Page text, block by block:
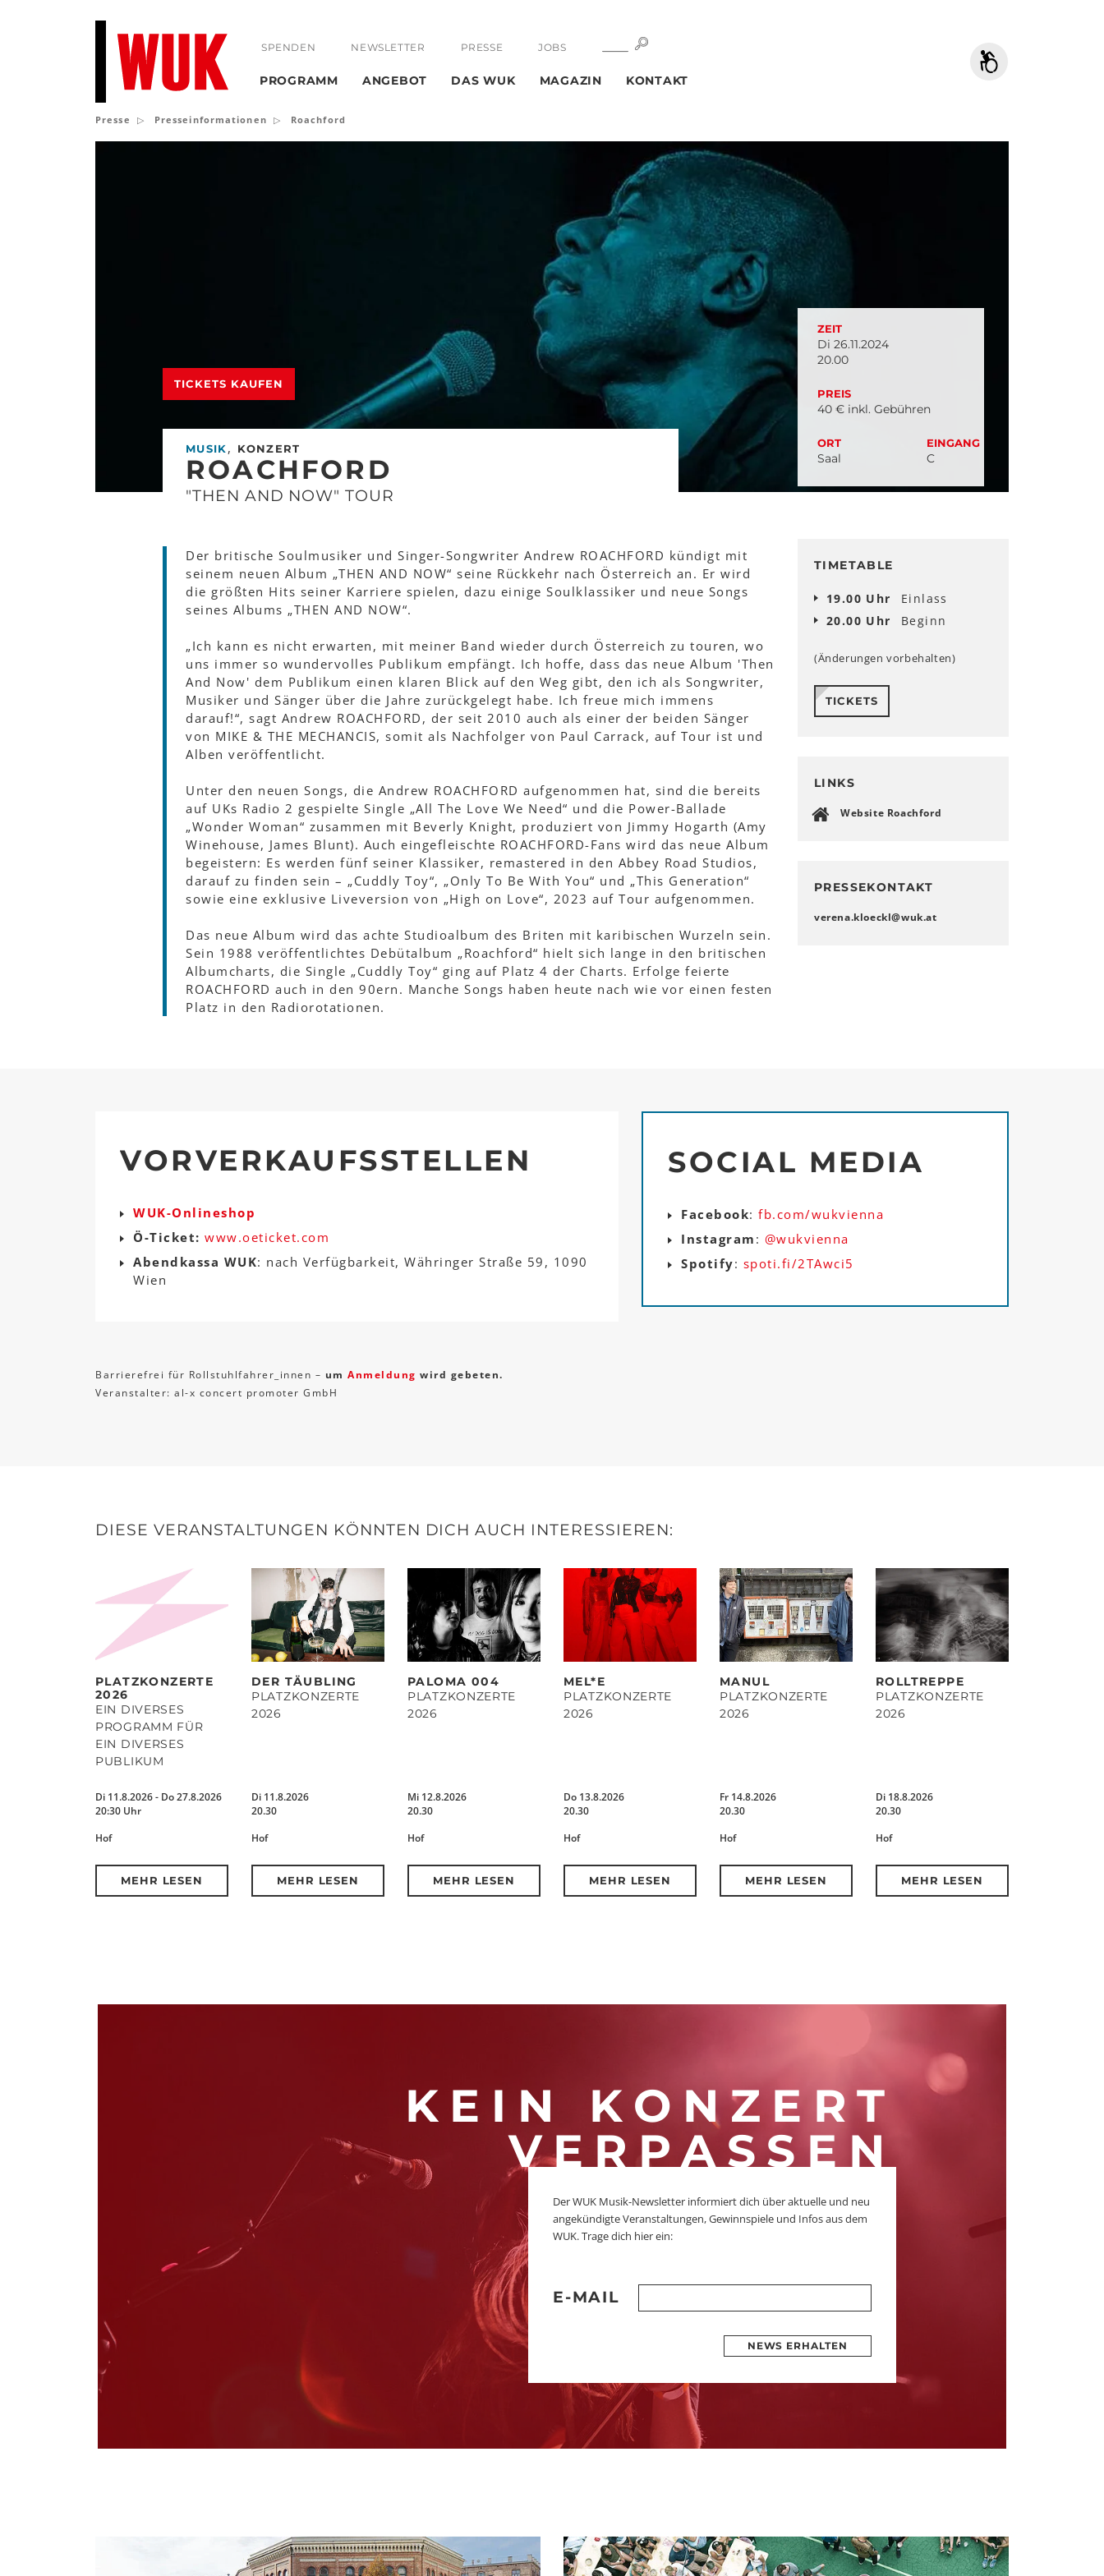
SPENDEN NEWSLETTER PRESSE JOBS SUCHE
PROGRAMM ANGEBOT DAS WUK MAGAZIN KONTAKT
Presse Presseinformationen Roachford
TICKETS KAUFEN
ZEIT
Di 26.11.2024
20.00
PREIS
40 € inkl. Gebühren
ORT
Saal
EINGANG
C
MUSIK, KONZERT
ROACHFORD
"THEN AND NOW" TOUR
Der britische Soulmusiker und Singer-Songwriter Andrew ROACHFORD kündigt mit
seinem neuen Album „THEN AND NOW“ seine Rückkehr nach Österreich an. Er wird
die größten Hits seiner Karriere spielen, dazu einige Soulklassiker und neue Songs
seines Albums „THEN AND NOW“.
„Ich kann es nicht erwarten, mit meiner Band wieder durch Österreich zu touren, wo
uns immer so wundervolles Publikum empfängt. Ich hoffe, dass das neue Album 'Then
And Now' dem Publikum einen klaren Blick auf den Weg gibt, den ich als Songwriter,
Musiker und Sänger über die Jahre zurückgelegt habe. Ich freue mich immens
darauf!“, sagt Andrew ROACHFORD, der seit 2010 auch als einer der beiden Sänger
von MIKE & THE MECHANCIS, somit als Nachfolger von Paul Carrack, auf Tour ist und
Alben veröffentlicht.
Unter den neuen Songs, die Andrew ROACHFORD aufgenommen hat, sind die bereits
auf UKs Radio 2 gespielte Single „All The Love We Need“ und die Power-Ballade
„Wonder Woman“ zusammen mit Beverly Knight, produziert von Jimmy Hogarth (Amy
Winehouse, James Blunt). Auch eingefleischte ROACHFORD-Fans wird das neue Album
begeistern: Es werden fünf seiner Klassiker, remastered in den Abbey Road Studios,
darauf zu finden sein – „Cuddly Toy“, „Only To Be With You“ und „This Generation“
sowie eine exklusive Liveversion von „High on Love“, 2023 auf Tour aufgenommen.
Das neue Album wird das achte Studioalbum des Briten mit karibischen Wurzeln sein.
Sein 1988 veröffentlichtes Debütalbum „Roachford“ hielt sich lange in den britischen
Albumcharts, die Single „Cuddly Toy“ ging auf Platz 4 der Charts. Erfolge feierte
ROACHFORD auch in den 90ern. Manche Songs haben heute nach wie vor einen festen
Platz in den Radiorotationen.
TIMETABLE
19.00 Uhr
Einlass
20.00 Uhr
Beginn
(Änderungen vorbehalten)
TICKETS
LINKS
Website Roachford
PRESSEKONTAKT
verena.kloeckl@wuk.at
VORVERKAUFSSTELLEN
WUK-Onlineshop
Ö-Ticket: www.oeticket.com
Abendkassa WUK: nach Verfügbarkeit, Währinger Straße 59, 1090
Wien
Barrierefrei für Rollstuhlfahrer_innen – um Anmeldung wird gebeten.
Veranstalter: al-x concert promoter GmbH
SOCIAL MEDIA
Facebook: fb.com/wukvienna
Instagram : @wukvienna
Spotify: spoti.fi/2TAwci5
DIESE VERANSTALTUNGEN KÖNNTEN DICH AUCH INTERESSIEREN:
PLATZKONZERTE
2026
EIN DIVERSES
PROGRAMM FÜR
EIN DIVERSES
PUBLIKUM
Di 11.8.2026 - Do 27.8.2026
20:30 Uhr
Hof
MEHR LESEN
DER TÄUBLING
PLATZKONZERTE
2026
Di 11.8.2026
20.30
Hof
MEHR LESEN
PALOMA 004
PLATZKONZERTE
2026
Mi 12.8.2026
20.30
Hof
MEHR LESEN
MEL*E
PLATZKONZERTE
2026
Do 13.8.2026
20.30
Hof
MEHR LESEN
MANUL
PLATZKONZERTE
2026
Fr 14.8.2026
20.30
Hof
MEHR LESEN
ROLLTREPPE
PLATZKONZERTE
2026
Di 18.8.2026
20.30
Hof
MEHR LESEN
KEIN KONZERT
VERPASSEN
Der WUK Musik-Newsletter informiert dich über aktuelle und neu
angekündigte Veranstaltungen, Gewinnspiele und Infos aus dem
WUK. Trage dich hier ein:
E-MAIL
NEWS ERHALTEN